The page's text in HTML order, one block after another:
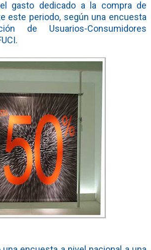
gasto dedicado a la compra de
este periodo, según una encuesta
de Usuarios-Consumidores